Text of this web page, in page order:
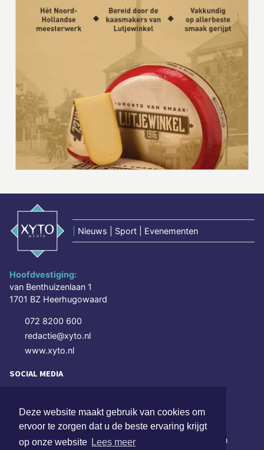
Deze website maakt gebruik van cookies om
ervoor te zorgen dat u de beste ervaring krijgt
op onze website Lees meer
Nieuws | Sport | Evenementen
Hoofdvestiging:
van Benthuizenlaan 1
1701 BZ Heerhugowaard
072 8200 600
redactie@xyto.nl
www.xyto.nl
SOCIAL MEDIA
NIEUWSBRIEF AANMELDEN
Schrijf je in voor onze nieuwsbrief en krijg wekelijks een